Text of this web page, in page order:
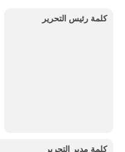
كلمة رئيس التحرير
كلمة مدير التحرير